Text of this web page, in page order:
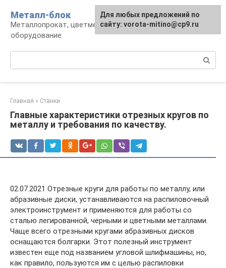
контенту
Металл-блок
Металлопрокат, цветмет, обработка и
оборудование
Главная » Станки
Главные характеристики отрезных кругов по
металлу и требования по качеству.
02.07.2021 Отрезные круги для работы по металлу, или
абразивные диски, устанавливаются на распиловочный
электроинструмент и применяются для работы со
сталью легированной, черными и цветными металлами.
Чаще всего отрезными кругами абразивных дисков
оснащаются болгарки. Этот полезный инструмент
известен еще под названием угловой шлифмашины, но,
как правило, пользуются им с целью распиловки
Для любых предложений по
сайту: vorota-mitino@cp9.ru